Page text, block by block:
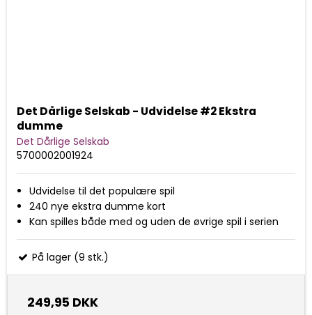
Det Dårlige Selskab - Udvidelse #2 Ekstra
dumme
Det Dårlige Selskab
5700002001924
Udvidelse til det populære spil
240 nye ekstra dumme kort
Kan spilles både med og uden de øvrige spil i serien
På lager (9 stk.)
249,95 DKK